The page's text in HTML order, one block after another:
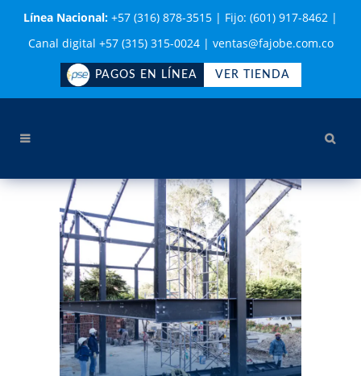
Línea Nacional: +57 (316) 878-3515 | Fijo: (601) 917-8462 |
Canal digital +57 (315) 315-0024| ventas@fajobe.com.co
PAGOS EN LÍNEA VER TIENDA